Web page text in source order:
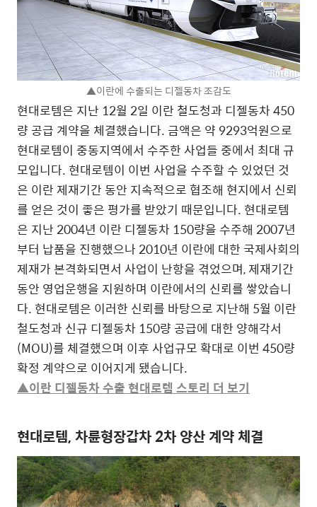
▲이란에 수출되는 디젤동차 조감도
현대로템은 지난 12월 2일 이란 철도청과 디젤동차 450
량 공급 계약을 체결했습니다. 금액은 약 9293억원으로
현대로템이 중동지역에서 수주한 사업들 중에서 최대 규
모입니다. 현대로템이 이번 사업을 수주할 수 있었던 것
은 이란 제재기간 동안 지속적으로 협조해 현지에서 신뢰
를 얻은 것이 좋은 평가를 받았기 때문입니다. 현대로템
은 지난 2004년 이란 디젤동차 150량을 수주해 2007년
부터 납품을 진행했으나 2010년 이란에 대한 국제사회의
제재가 본격화되면서 사업이 난항을 겪었으며, 제재기간
동안 영업운행을 지원하며 이란에서의 신뢰를 쌓았습니
다. 현대로템은 이러한 신뢰를 바탕으로 지난해 5월 이란
철도청과 신규 디젤동차 150량 공급에 대한 양해각서
(MOU)를 체결했으며 이후 사업규모 확대로 이번 450량
확정 계약으로 이어지게 됐습니다.
▲이란 디젤동차 수출 현대로템 스토리 더 보기
현대로템, 차륜형장갑차 2차 양산 계약 체결